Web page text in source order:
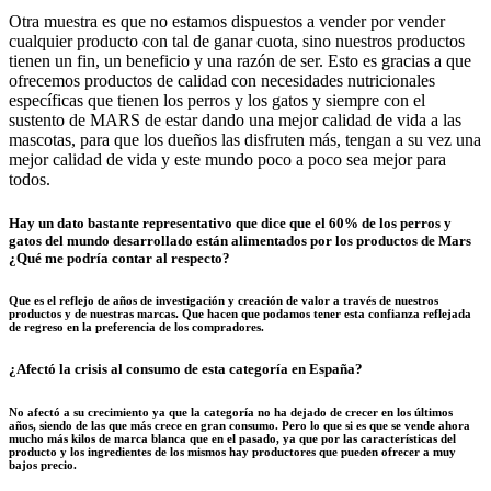
Otra muestra es que no estamos dispuestos a vender por vender
cualquier producto con tal de ganar cuota, sino nuestros productos
tienen un fin, un beneficio y una razón de ser. Esto es gracias a que
ofrecemos productos de calidad con necesidades nutricionales
específicas que tienen los perros y los gatos y siempre con el
sustento de MARS de estar dando una mejor calidad de vida a las
mascotas, para que los dueños las disfruten más, tengan a su vez una
mejor calidad de vida y este mundo poco a poco sea mejor para
todos.
Hay un dato bastante representativo que dice que el 60% de los perros y
gatos del mundo desarrollado están alimentados por los productos de Mars
¿Qué me podría contar al respecto?
Que es el reflejo de años de investigación y creación de valor a través de nuestros
productos y de nuestras marcas. Que hacen que podamos tener esta confianza reflejada
de regreso en la preferencia de los compradores.
¿Afectó la crisis al consumo de esta categoría en España?
No afectó a su crecimiento ya que la categoría no ha dejado de crecer en los últimos
años, siendo de las que más crece en gran consumo. Pero lo que si es que se vende ahora
mucho más kilos de marca blanca que en el pasado, ya que por las características del
producto y los ingredientes de los mismos hay productores que pueden ofrecer a muy
bajos precio.